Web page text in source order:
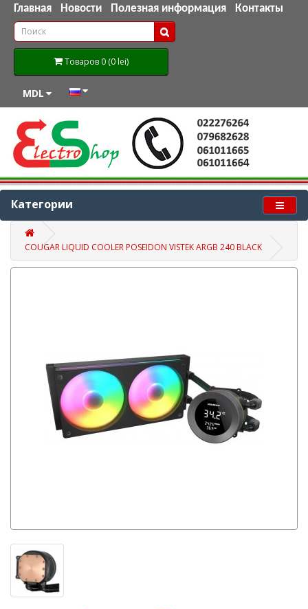
Главная Новости Полезная информация Контакты
Товаров 0 (0 lei)
MDL
Категории
COUGAR LIQUID COOLER POSEIDON VISTEK ARGB 240 BLACK